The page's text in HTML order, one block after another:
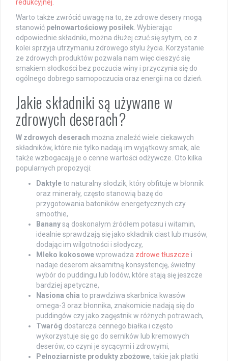
redukcyjnej
Warto także zwrócić uwagę na to, że zdrowe desery mogą
stanowić pełnowartościowy posiłek . Wybierając
odpowiednie składniki, można dłużej czuć się sytym, co z
kolei sprzyja utrzymaniu zdrowego stylu życia. Korzystanie
ze zdrowych produktów pozwala nam więc cieszyć się
smakiem słodkości bez poczucia winy i przyczynia się do
ogólnego dobrego samopoczucia oraz energii na co dzień.
Jakie składniki są używane w
zdrowych deserach?
W zdrowych deserach można znaleźć wiele ciekawych
składników, które nie tylko nadają im wyjątkowy smak, ale
także wzbogacają je o cenne wartości odżywcze. Oto kilka
popularnych propozycji:
Daktyleto naturalny słodzik, który obfituje w błonnik
oraz minerały, często stanowią bazę do
przygotowania batoników energetycznych czy
smoothie,
Bananysą doskonałym źródłem potasu i witamin,
idealnie sprawdzają się jako składnik ciast lub musów,
dodając im wilgotności i słodyczy,
Mleko kokosowewprowadza zdrowe tłuszcze i
nadaje deserom aksamitną konsystencję, świetny
wybór do puddingu lub lodów, które stają się jeszcze
bardziej apetyczne,
Nasiona chia to prawdziwa skarbnica kwasów
omega-3 oraz błonnika, znakomicie nadają się do
puddingów czy jako zagęstnik w różnych potrawach,
Twaróg dostarcza cennego białka i często
wykorzystuje się go do serników lub kremowych
deserów, co czyni je sycącymi i zdrowymi,
Pełnoziarniste produkty zbożowe, takie jak płatki